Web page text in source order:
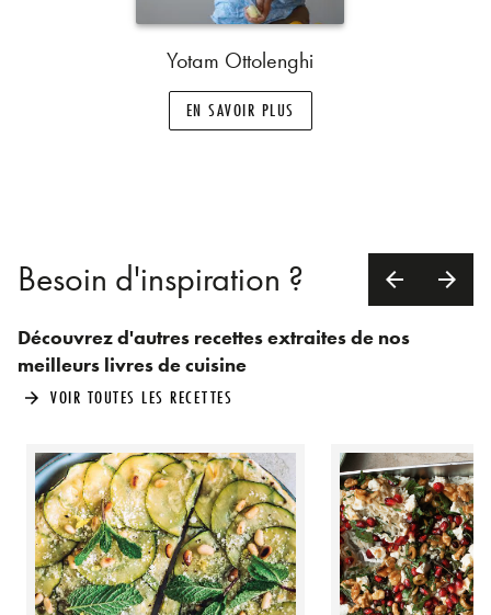
Yotam Ottolenghi
EN SAVOIR PLUS
Besoin d'inspiration ? arrow_back arrow_forward
Découvrez d'autres recettes extraites de nos
meilleurs livres de cuisine
arrow_forward VOIR TOUTES LES RECETTES